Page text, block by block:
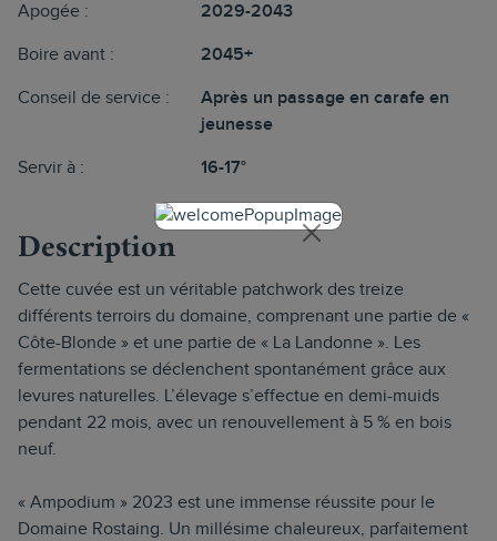
Apogée : 2029-2043
Boire avant : 2045+
Conseil de service :
Après un passage en carafe en
jeunesse
Servir à : 16-17°
Description
Cette cuvée est un véritable patchwork des treize
différents terroirs du domaine, comprenant une partie de «
Côte-Blonde » et une partie de « La Landonne ». Les
fermentations se déclenchent spontanément grâce aux
levures naturelles. L’élevage s’effectue en demi-muids
pendant 22 mois, avec un renouvellement à 5 % en bois
neuf.
« Ampodium » 2023 est une immense réussite pour le
Domaine Rostaing. Un millésime chaleureux, parfaitement